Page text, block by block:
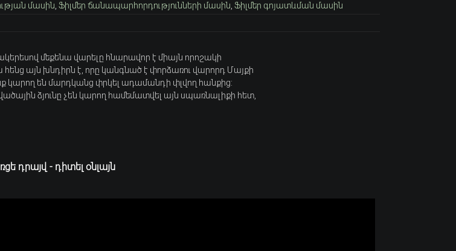
մասին Ֆիլմեր ճանապարհորդությունների մասին Ֆիլմեր գոյատևման մասին
մեքենա վարելը հնարավոր է միայն որոշակի
այն խնդիրն է, որը կանգնած է փորձառու վարորդ Մայքի
են մարդկանց փրկել ադամանդի փլվող հանքից:
ձյունը չեն կարող համեմատվել այն սպառնալիքի հետ,
դրայվ - դիտել օնլայն